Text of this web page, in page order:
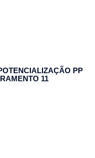
PP
11